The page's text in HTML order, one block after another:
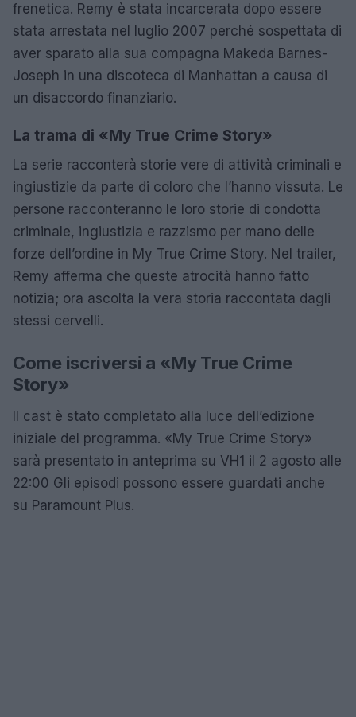
frenetica. Remy è stata incarcerata dopo essere
stata arrestata nel luglio 2007 perché sospettata di
aver sparato alla sua compagna Makeda Barnes-
Joseph in una discoteca di Manhattan a causa di
un disaccordo finanziario.
La trama di «My True Crime Story»
La serie racconterà storie vere di attività criminali e
ingiustizie da parte di coloro che l’hanno vissuta. Le
persone racconteranno le loro storie di condotta
criminale, ingiustizia e razzismo per mano delle
forze dell’ordine in My True Crime Story. Nel trailer,
Remy afferma che queste atrocità hanno fatto
notizia; ora ascolta la vera storia raccontata dagli
stessi cervelli.
Come iscriversi a «My True Crime
Story»
Il cast è stato completato alla luce dell’edizione
iniziale del programma. «My True Crime Story»
sarà presentato in anteprima su VH1 il 2 agosto alle
22:00 Gli episodi possono essere guardati anche
su Paramount Plus.